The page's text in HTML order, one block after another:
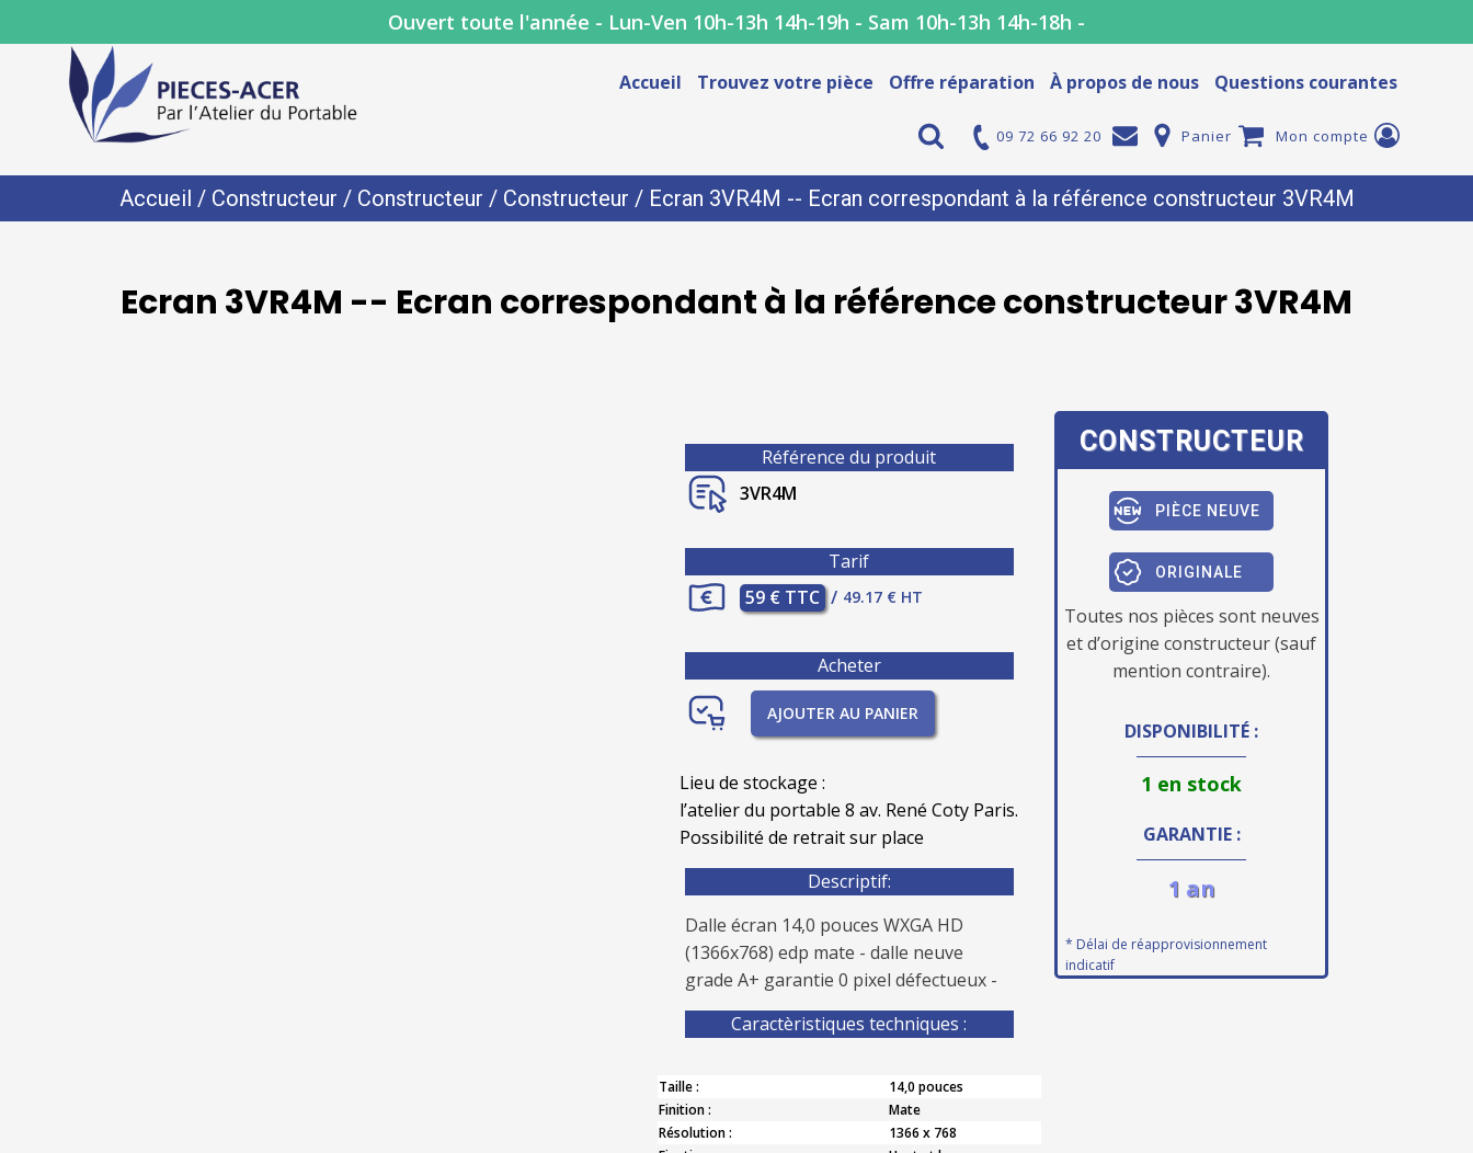
Ouvert toute l'année - Lun-Ven 10h-13h 14h-19h - Sam 10h-13h 14h-18h -
Accueil Trouvez votre pièce Offre réparation À propos de nous Questions courantes
09 72 66 92 20 Panier Mon compte
Accueil / Constructeur / Constructeur / Constructeur / Ecran 3VR4M -- Ecran correspondant à la référence constructeur 3VR4M
Ecran 3VR4M -- Ecran correspondant à la référence constructeur 3VR4M
Référence du produit
3VR4M
Tarif
59 € TTC / 49.17 € HT
Acheter
AJOUTER AU PANIER
Lieu de stockage :
l’atelier du portable 8 av. René Coty Paris.
Possibilité de retrait sur place
Descriptif:
Dalle écran 14,0 pouces WXGA HD
(1366x768) edp mate - dalle neuve
grade A+ garantie 0 pixel défectueux -
Caractèristiques techniques :
Taille :
14,0 pouces
Finition :
Mate
Résolution :
1366 x 768
CONSTRUCTEUR
PIÈCE NEUVE
ORIGINALE
Toutes nos pièces sont neuves
et d’origine constructeur (sauf
mention contraire).
DISPONIBILITÉ :
1 en stock
GARANTIE :
1 an
* Délai de réapprovisionnement
indicatif